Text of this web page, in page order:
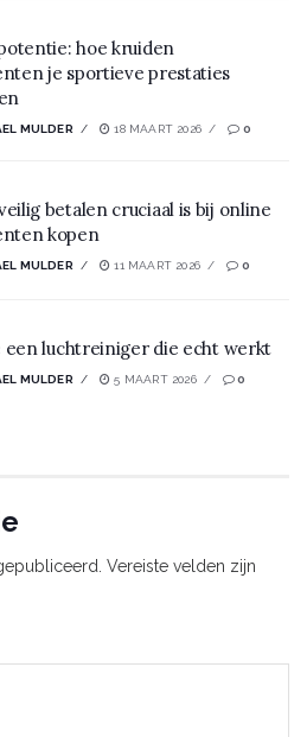
hoe kruiden
je sportieve prestaties
MULDER 18 MAART 2026 0
betalen cruciaal is bij online
kopen
MULDER 11 MAART 2026 0
een luchtreiniger die echt werkt
MULDER 5 MAART 2026 0
Vereiste velden zijn